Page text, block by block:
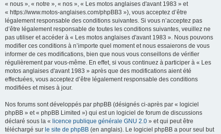
« nous », « notre », « nos », « Les motos anglaises d'avant 1983 » et
« https://www.motos-anglaises.com/phpBB3 »), vous acceptez d’être
légalement responsable des conditions suivantes. Si vous n’acceptez pas
d’être légalement responsable de toutes les conditions suivantes, veuillez ne
pas utiliser et accéder à « Les motos anglaises d'avant 1983 ». Nous pouvons
modifier ces conditions à n’importe quel moment et nous essaierons de vous
informer de ces modifications, bien que nous vous conseillons de vérifier
régulièrement par vous-même. En effet, si vous continuez à participer à « Les
motos anglaises d'avant 1983 » après que des modifications aient été
effectuées, vous acceptez d’être légalement responsable des conditions
modifiées et mises à jour.
Nos forums sont développés par phpBB (désignés ci-après par « logiciel
phpBB » et « phpBB Limited ») qui est un logiciel de forum de discussions
déclaré sous la « licence publique générale GNU 2.0 » et qui peut être
téléchargé sur le site de phpBB (en anglais). Le logiciel phpBB a pour seul but